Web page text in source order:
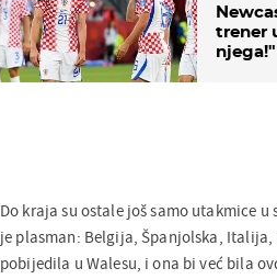
trener
njega!"
Do kraja su ostale još samo utakmice
je plasman: Belgija, Španjolska,
pobijedila u Walesu, i ona bi već bila